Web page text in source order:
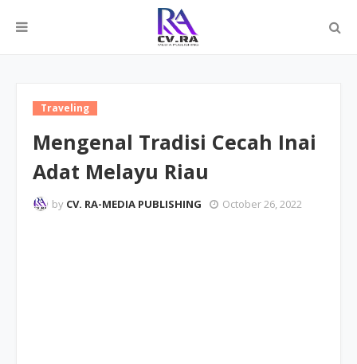
Traveling
Mengenal Tradisi Cecah Inai
Adat Melayu Riau
by CV. RA-MEDIA PUBLISHING October 26, 2022